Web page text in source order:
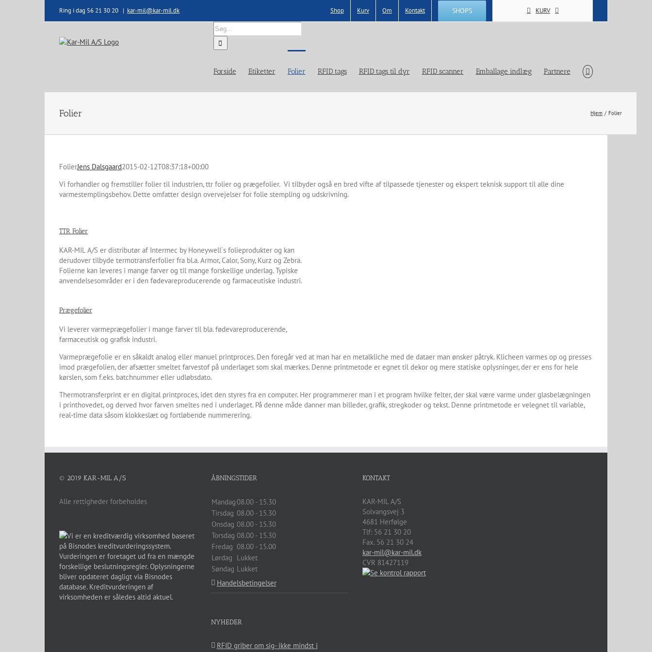
Ring i dag 56 21 30 20 | kar-mil@kar-mil.dk Shop Kurv Om Kontakt SHOPS KURV
Søg
efter:
Forside Etiketter Folier RFID tags RFID tags til dyr RFID scanner Emballage indlæg Partnere
Folier Hjem Folier
FolierJens Dalsgaard2015-02-12T08:37:18+00:00
Vi forhandler og fremstiller folier til industrien, ttr folier og prægefolier. Vi tilbyder også en bred vifte af tilpassede tjenester og ekspert teknisk support til alle dine
varmestemplingsbehov. Dette omfatter design overvejelser for folie stempling og udskrivning.
TTR Folier
KAR-MIL A/S er distributør af Intermec by Honeywell´s folieprodukter og kan
derudover tilbyde termotransferfolier fra bl.a. Armor, Calor, Sony, Kurz og Zebra.
Folierne kan leveres i mange farver og til mange forskellige underlag. Typiske
anvendelsesområder er i den fødevareproducerende og farmaceutiske industri.
Prægefolier
Vi leverer varmeprægefolier i mange farver til bla. fødevareproducerende,
farmaceutisk og grafisk industri.
Varmeprægefolie er en såkaldt analog eller manuel printproces. Den foregår ved at man har en metalkliche med de dataer man ønsker påtryk. Klicheen varmes op og presses
imod prægefolien, der afsætter smeltet farvestof på underlaget som skal mærkes. Denne printmetode er egnet til dekor og mere statiske oplysninger, der er ens for hele
kørslen, som f.eks. batchnummer eller udløbsdato.
Thermotransferprint er en digital printproces, idet den styres fra en computer. Her programmerer man i et program hvilke felter, der skal være varme under glasbelægningen
i printhovedet, og derved hvor farven smeltes ned i underlaget. På denne måde danner man billeder, grafik, stregkoder og tekst. Denne printmetode er velegnet til variable,
real-time data såsom klokkeslæt og fortløbende nummerering.
© 2019 KAR-MIL A/S
Alle rettigheder forbeholdes
ÅBNINGSTIDER
Mandag08.00 - 15.30
Tirsdag 08.00 - 15.30
Onsdag 08.00 - 15.30
Torsdag 08.00 - 15.30
Fredag 08.00 - 15.00
Lørdag Lukket
Søndag Lukket
KONTAKT
KAR-MIL A/S
Solvangsvej 3
4681 Herfølge
Tlf: 56 21 30 20
Fax. 56 21 30 24
kar-mil@kar-mil.dk
CVR 81427119
Handelsbetingelser
NYHEDER
RFID griber om sig- ikke mindst i